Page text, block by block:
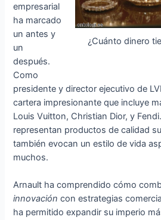
¿Cuánto dinero
empresarial
ha marcado
un antes y
un
después.
Como
presidente y director ejecutivo de
cartera impresionante que incluye
Louis Vuitton, Christian Dior, y
representan productos de calidad
también evocan un estilo de vida
muchos.
Arnault ha comprendido cómo
innovación con estrategias
ha permitido expandir su imperio